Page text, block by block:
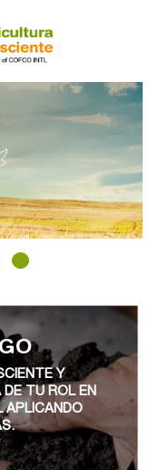
Y
TU ROL EN
APLICANDO